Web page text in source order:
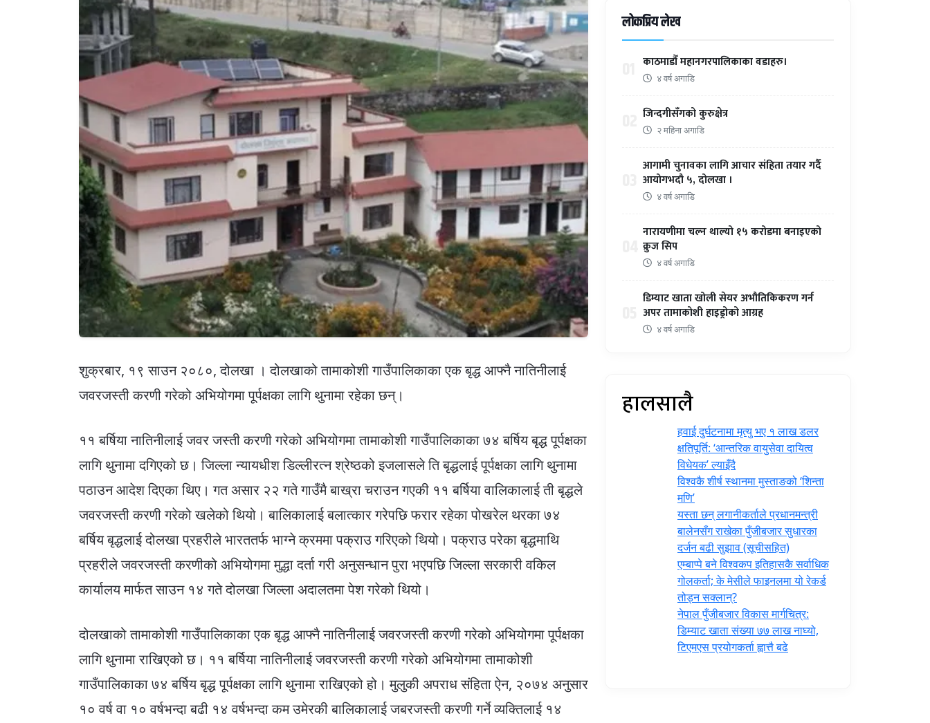
शुक्रबार, १९ साउन २०८०, दोलखा । दोलखाको तामाकोशी गाउँपालिकाका एक बृद्ध आफ्नै नातिनीलाई
जवरजस्ती करणी गरेको अभियोगमा पूर्पक्षका लागि थुनामा रहेका छन्।
११ बर्षिया नातिनीलाई जवर जस्ती करणी गरेको अभियोगमा तामाकोशी गाउँपालिकाका ७४ बर्षिय बृद्ध पूर्पक्षका
लागि थुनामा दगिएको छ। जिल्ला न्यायधीश डिल्लीरत्न श्रेष्ठको इजलासले ति बृद्धलाई पूर्पक्षका लागि थुनामा
पठाउन आदेश दिएका थिए। गत असार २२ गते गाउँमै बाख्रा चराउन गएकी ११ बर्षिया वालिकालाई ती बृद्धले
जवरजस्ती करणी गरेको खलेको थियो। बालिकालाई बलात्कार गरेपछि फरार रहेका पोखरेल थरका ७४
बर्षिय बृद्धलाई दोलखा प्रहरीले भारततर्फ भाग्ने क्रममा पक्राउ गरिएको थियो। पक्राउ परेका बृद्धमाथि
प्रहरीले जवरजस्ती करणीको अभियोगमा मुद्धा दर्ता गरी अनुसन्धान पुरा भएपछि जिल्ला सरकारी वकिल
कार्यालय मार्फत साउन १४ गते दोलखा जिल्ला अदालतमा पेश गरेको थियो।
दोलखाको तामाकोशी गाउँपालिकाका एक बृद्ध आफ्नै नातिनीलाई जवरजस्ती करणी गरेको अभियोगमा पूर्पक्षका
लागि थुनामा राखिएको छ। ११ बर्षिया नातिनीलाई जवरजस्ती करणी गरेको अभियोगमा तामाकोशी
गाउँपालिकाका ७४ बर्षिय बृद्ध पूर्पक्षका लागि थुनामा राखिएको हो। मुलुकी अपराध संहिता ऐन, २०७४ अनुसार
१० वर्ष वा १० वर्षभन्दा बढी १४ वर्षभन्दा कम उमेरकी बालिकालाई जबरजस्ती करणी गर्ने व्यक्तिलाई १४
लोकप्रिय लेख
काठमाडौँ महानगरपालिकाका वडाहरु।
४ वर्ष अगाडि
जिन्दगीसँगको कुरुक्षेत्र
२ महिना अगाडि
आगामी चुनावका लागि आचार संहिता तयार गर्दै
आयोगभदौ ५, दोलखा ।
४ वर्ष अगाडि
नारायणीमा चल्न थाल्यो १५ करोडमा बनाइएको
क्रुज सिप
४ वर्ष अगाडि
डिम्याट खाता खोली सेयर अभौतिकिकरण गर्न
अपर तामाकोशी हाइड्रोको आग्रह
४ वर्ष अगाडि
हालसालै
हवाई दुर्घटनामा मृत्यु भए १ लाख डलर
क्षतिपूर्ति: ‘आन्तरिक वायुसेवा दायित्व
विधेयक’ ल्याइँदै
विश्वकै शीर्ष स्थानमा मुस्ताङको ‘शिन्ता
मणि’
यस्ता छन् लगानीकर्ताले प्रधानमन्त्री
‍बालेनसँग राखेका पुँजीबजार सुधारका
दर्जन बढी सुझाव (सूचीसहित)
एम्बाप्पे बने विश्वकप इतिहासकै सर्वाधिक
गोलकर्ता; के मेसीले फाइनलमा यो रेकर्ड
तोड्न सक्लान्?
नेपाल पुँजीबजार विकास मार्गचित्र:
डिम्याट खाता संख्या ७७ लाख नाघ्यो,
टिएमएस प्रयोगकर्ता ह्वात्तै बढे